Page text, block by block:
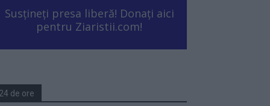
Susțineți presa liberă! Donați aici
pentru Ziaristii.com!
24 de ore